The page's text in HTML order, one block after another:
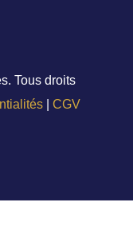
Tous droits
| CGV